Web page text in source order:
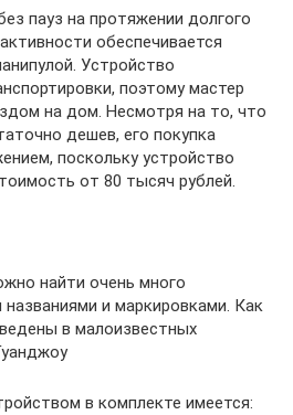
пауз на протяжении долгого
обеспечивается
Устройство
поэтому мастер
на дом. Несмотря на то, что
дешев, его покупка
поскольку устройство
от 80 тысяч рублей.
найти очень много
и маркировками. Как
в малоизвестных
в комплекте имеется: